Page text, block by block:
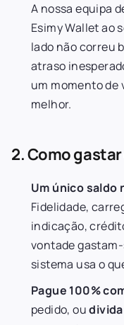
A nossa equipa
Esimy Wallet ao
lado não correu
atraso
um momento
melhor.
2. Como
Um único saldo
Fidelidade,
indicação,
vontade
sistema usa o
Pague 100%
pedido, ou